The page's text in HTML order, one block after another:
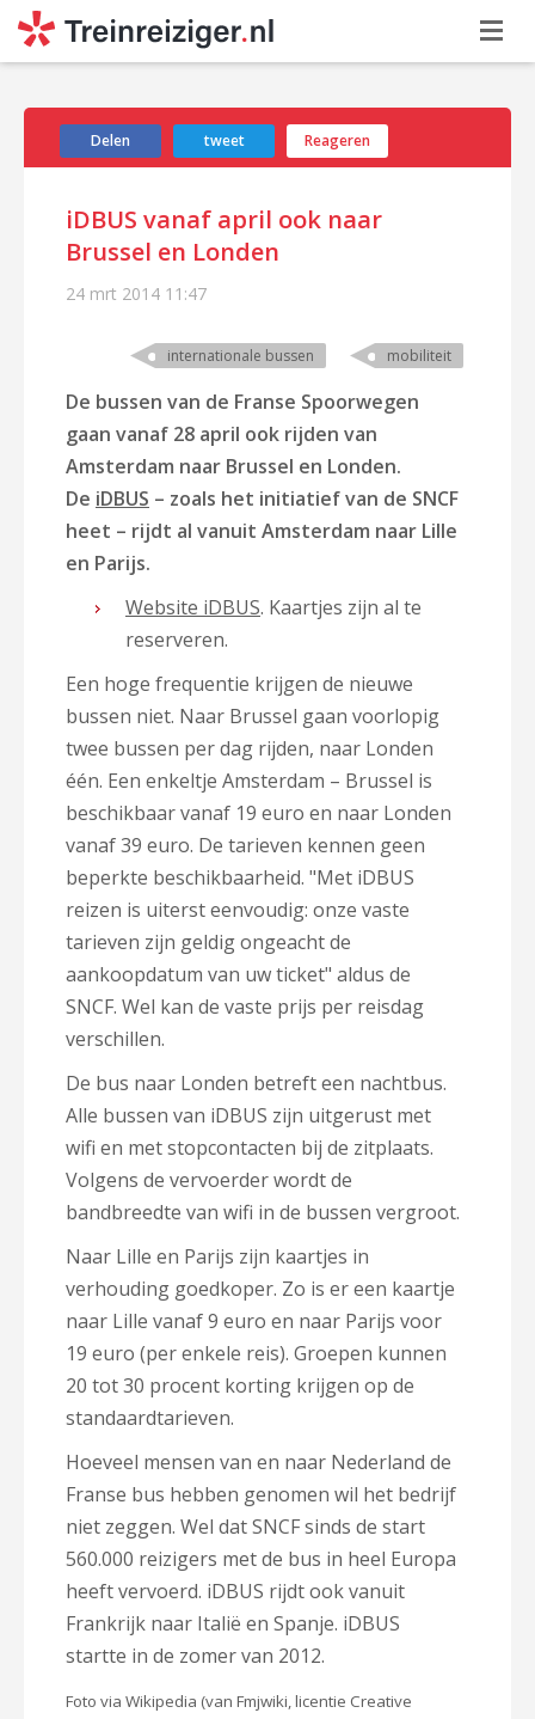
Delen tweet Reageren
iDBUS vanaf april ook naar
Brussel en Londen
24 mrt 2014 11:47
internationale bussen mobiliteit
De bussen van de Franse Spoorwegen
gaan vanaf 28 april ook rijden van
Amsterdam naar Brussel en Londen.
De iDBUS – zoals het initiatief van de SNCF
heet – rijdt al vanuit Amsterdam naar Lille
en Parijs.
Website iDBUS. Kaartjes zijn al te
reserveren.
Een hoge frequentie krijgen de nieuwe
bussen niet. Naar Brussel gaan voorlopig
twee bussen per dag rijden, naar Londen
één. Een enkeltje Amsterdam – Brussel is
beschikbaar vanaf 19 euro en naar Londen
vanaf 39 euro. De tarieven kennen geen
beperkte beschikbaarheid. "Met iDBUS
reizen is uiterst eenvoudig: onze vaste
tarieven zijn geldig ongeacht de
aankoopdatum van uw ticket" aldus de
SNCF. Wel kan de vaste prijs per reisdag
verschillen.
De bus naar Londen betreft een nachtbus.
Alle bussen van iDBUS zijn uitgerust met
wifi en met stopcontacten bij de zitplaats.
Volgens de vervoerder wordt de
bandbreedte van wifi in de bussen vergroot.
Naar Lille en Parijs zijn kaartjes in
verhouding goedkoper. Zo is er een kaartje
naar Lille vanaf 9 euro en naar Parijs voor
19 euro (per enkele reis). Groepen kunnen
20 tot 30 procent korting krijgen op de
standaardtarieven.
Hoeveel mensen van en naar Nederland de
Franse bus hebben genomen wil het bedrijf
niet zeggen. Wel dat SNCF sinds de start
560.000 reizigers met de bus in heel Europa
heeft vervoerd. iDBUS rijdt ook vanuit
Frankrijk naar Italië en Spanje. iDBUS
startte in de zomer van 2012.
Foto via Wikipedia (van Fmjwiki, licentie Creative